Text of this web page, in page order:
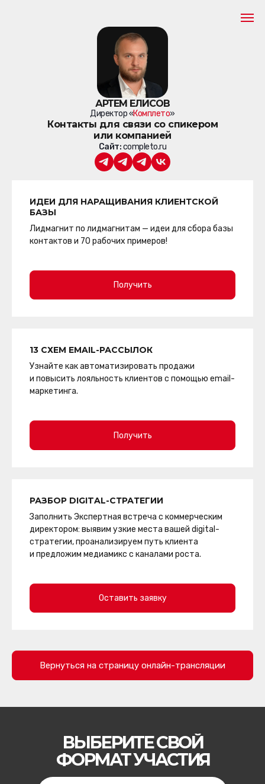
АРТЕМ ЕЛИСОВ
Директор «Комплето»
Контакты для связи со спикером
или компанией
Сайт:completo.ru
ИДЕИ ДЛЯ НАРАЩИВАНИЯ КЛИЕНТСКОЙ
БАЗЫ
Лидмагнит по лидмагнитам — идеи для сбора базы
контактов и 70 рабочих примеров!
Получить
13 СХЕМ EMAIL-РАССЫЛОК
Узнайте как автоматизировать продажи
и повысить лояльность клиентов с помощью email-
маркетинга.
Получить
РАЗБОР DIGITAL-СТРАТЕГИИ
Заполнить Экспертная встреча с коммерческим
директором: выявим узкие места вашей digital-
стратегии, проанализируем путь клиента
и предложим медиамикс с каналами роста.
Оставить заявку
Вернуться на страницу онлайн-трансляции
ВЫБЕРИТЕ СВОЙ
ФОРМАТ УЧАСТИЯ